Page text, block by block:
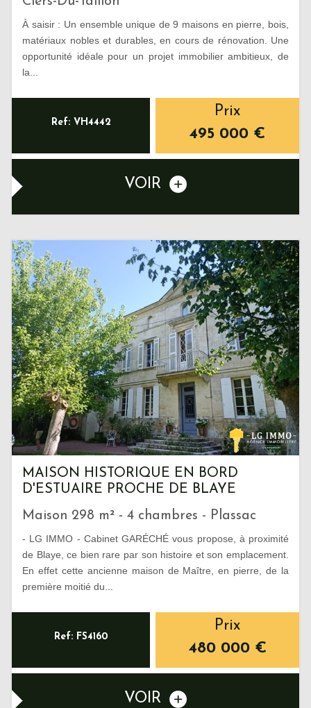
À saisir : Un ensemble unique de 9 maisons en pierre, bois,
matériaux nobles et durables, en cours de rénovation. Une
opportunité idéale pour un projet immobilier ambitieux, de
la...
Ref: VH4442
Prix
495 000 €
VOIR
MAISON HISTORIQUE EN BORD
D'ESTUAIRE PROCHE DE BLAYE
Maison 298 m² - 4 chambres - Plassac
- LG IMMO - Cabinet GARÉCHÉ vous propose, à proximité
de Blaye, ce bien rare par son histoire et son emplacement.
En effet cette ancienne maison de Maître, en pierre, de la
première moitié du...
Ref: FS4160
Prix
480 000 €
VOIR